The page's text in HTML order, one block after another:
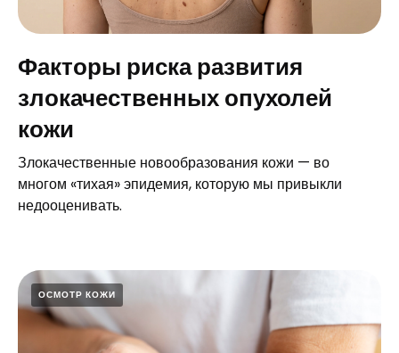
Факторы риска развития
злокачественных опухолей
кожи
Злокачественные новообразования кожи — во
многом «тихая» эпидемия, которую мы привыкли
недооценивать.
ОСМОТР КОЖИ